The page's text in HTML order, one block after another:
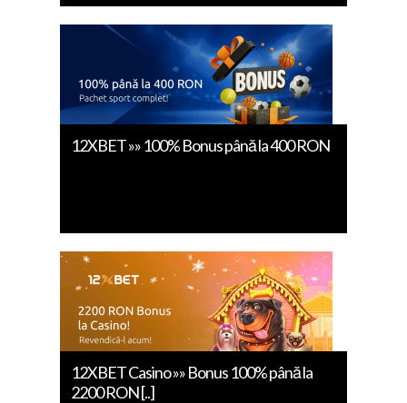
12XBET »» 100% Bonus până la 400 RON
12XBET Casino »» Bonus 100% până la
2200 RON [..]